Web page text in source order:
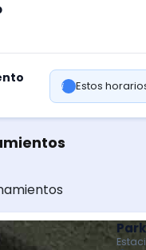
Estos